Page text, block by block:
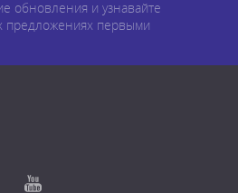
обновления и узнавайте
предложениях первыми